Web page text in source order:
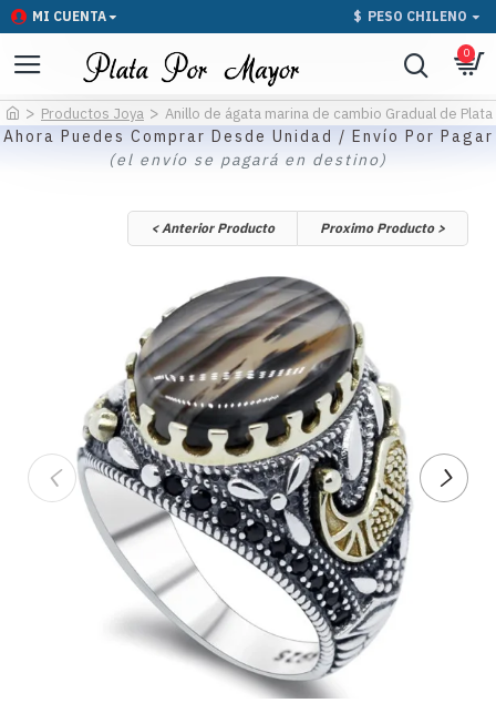
MI CUENTA $ PESO CHILENO
0
Productos Joya Anillo de ágata marina de cambio Gradual de
Ahora Puedes Comprar Desde Unidad / Envío Por Pagar
(el envío se pagará en destino)
< Anterior Producto Proximo Producto >